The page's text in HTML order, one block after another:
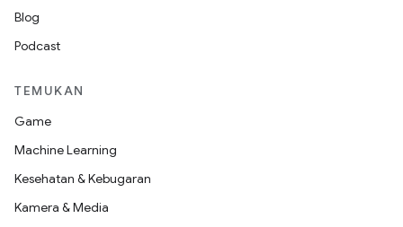
Blog
Podcast
TEMUKAN
Game
Machine Learning
Kesehatan & Kebugaran
Kamera & Media